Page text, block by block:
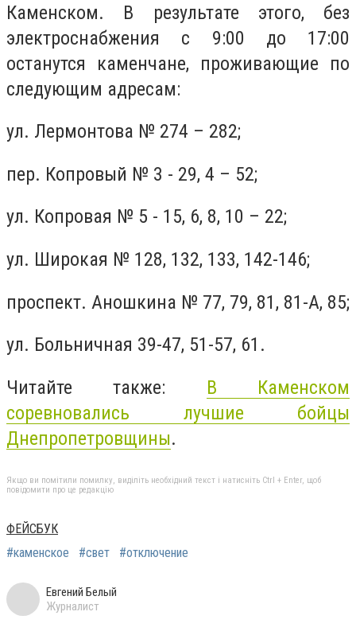
Каменском. В результате этого, без
электроснабжения с 9:00 до 17:00
останутся каменчане, проживающие по
следующим адресам:
ул. Лермонтова № 274 – 282;
пер. Копровый № 3 - 29, 4 – 52;
ул. Копровая № 5 - 15, 6, 8, 10 – 22;
ул. Широкая № 128, 132, 133, 142-146;
проспект. Аношкина № 77, 79, 81, 81-А, 85;
ул. Больничная 39-47, 51-57, 61.
Читайте также: В Каменском
соревновались лучшие бойцы
Днепропетровщины.
Якщо ви помітили помилку, виділіть необхідний текст і натисніть Ctrl + Enter, щоб
повідомити про це редакцію
ФЕЙСБУК
#каменское
#свет #отключение
Евгений Белый
Журналист